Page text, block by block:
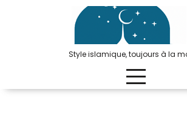
Style islamique, toujours à la